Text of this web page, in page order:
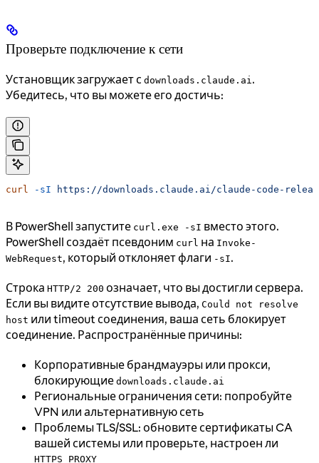
Проверьте подключение к сети
Установщик загружает с downloads.claude.ai .
Убедитесь, что вы можете его достичь:
curl -sI https://downloads.claude.ai/claude-code-
В PowerShell запустите curl.exe -sI вместо этого.
PowerShell создаёт псевдоним curl на Invoke-
WebRequest, который отклоняет флаги -sI.
Строка HTTP/2 200 означает, что вы достигли сервера.
Если вы видите отсутствие вывода, Could not resolve
host или timeout соединения, ваша сеть блокирует
соединение. Распространённые причины:
Корпоративные брандмауэры или прокси,
блокирующие downloads.claude.ai
Региональные ограничения сети: попробуйте
VPN или альтернативную сеть
Проблемы TLS/SSL: обновите сертификаты CA
вашей системы или проверьте, настроен ли
HTTPS_PROXY